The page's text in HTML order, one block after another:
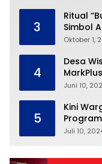
3
Ritual
Simbol
Oktober 1,
4
Desa
Juni 10,
5
Kini
Juli 10,